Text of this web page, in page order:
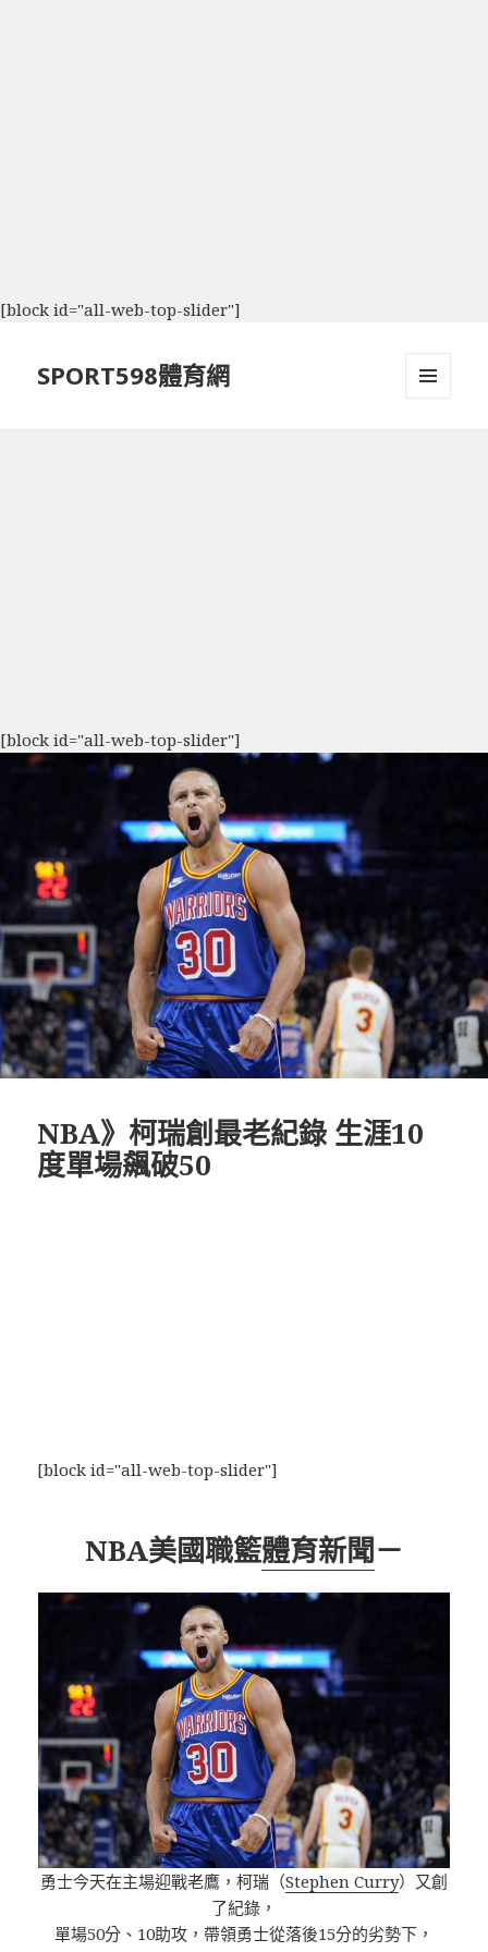
[block id="all-web-top-slider"]
SPORT598體育網
[block id="all-web-top-slider"]
NBA》柯瑞創最老紀錄 生涯10
度單場飆破50
[block id="all-web-top-slider"]
NBA美國職籃體育新聞－
勇士今天在主場迎戰老鷹，柯瑞（Stephen Curry）又創
了紀錄，
單場50分、10助攻，帶領勇士從落後15分的劣勢下，